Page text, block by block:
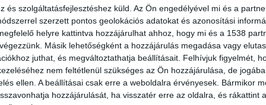
és szolgáltatásfejlesztéshez küld. Az Ön engedélyével mi és a
szerzett pontos geolokációs adatokat és azonosítási
helyre kattintva hozzájárulhat ahhoz, hogy mi és a 1538
Másik lehetőségként a hozzájárulás megadása vagy
juthat, és megváltoztathatja beállításait. Felhívjuk figyelmét,
nem feltétlenül szükséges az Ön hozzájárulása, de
ellen. A beállításai csak erre a weboldalra érvényesek. Bármikor
hozzájárulását, ha visszatér erre az oldalra, és rákattint
szüretelés után súlyos malomköveken őrlik
található L-theanin és katekinek felelősek
felszívódású legyen, így tartós frissességet
ugyanis nem robbanásszerű a hatása, hanem
nélkül.